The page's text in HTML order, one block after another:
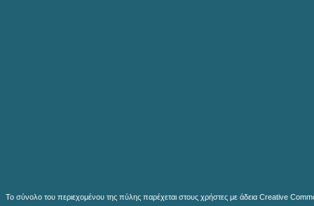
Το σύνολο του περιεχομένου της πύλης παρέχεται στους χρήστες με άδεια Creative